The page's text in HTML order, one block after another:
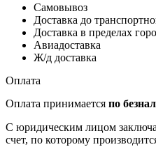
Самовывоз
Доставка до
Доставка в пределах
Авиадоставка
Ж/д доставка
Оплата
Оплата принимается по
С юридическим лицом
счет, по которому